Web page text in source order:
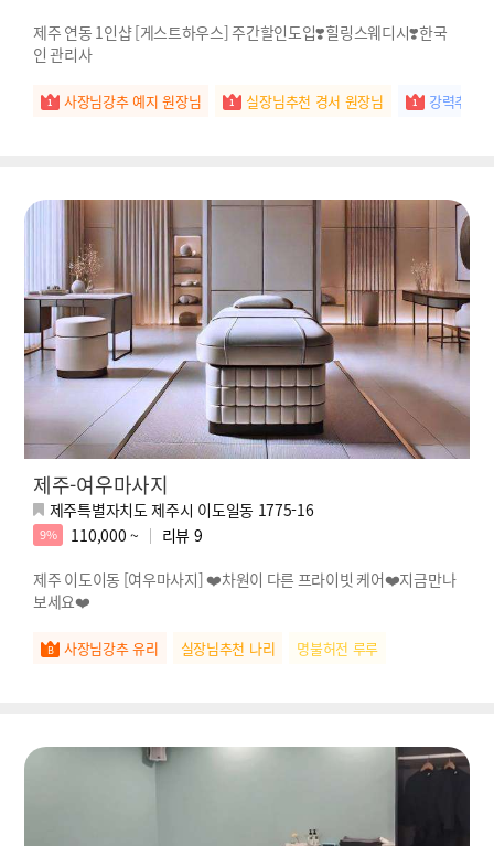
제주 연동 1인샵 [게스트하우스] 주간할인도입❣️힐링스웨디시❣️한국
인 관리사
사장님강추 예지 원장님 실장님추천 경서 원장님 강력추천
제주-여우마사지
제주특별자치도 제주시 이도일동 1775-16
9% 110,000 ~ 리뷰 9
제주 이도이동 [여우마사지] ❤️차원이 다른 프라이빗 케어❤️지금만나
보세요❤️
사장님강추 유리 실장님추천 나리 명불허전 루루